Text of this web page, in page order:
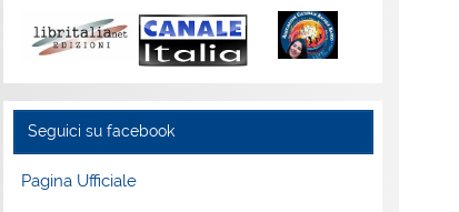
Seguici su facebook
Pagina Ufficiale